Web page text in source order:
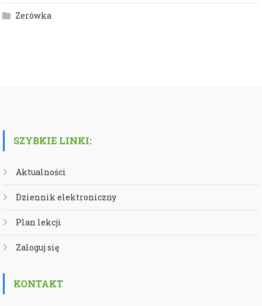
Zerówka
SZYBKIE LINKI:
Aktualności
Dziennik elektroniczny
Plan lekcji
Zaloguj się
KONTAKT